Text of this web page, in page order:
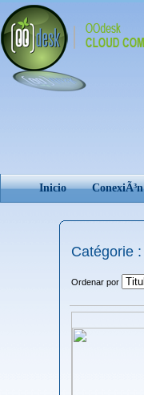
Inicio ConexiÃ³n
Catégorie :
Ordenar por